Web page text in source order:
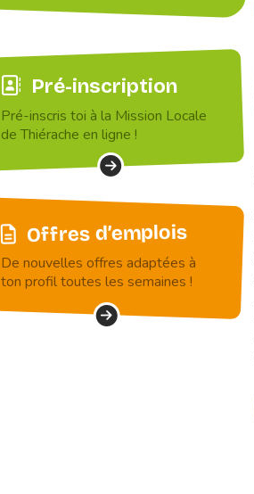
Pré-inscription
Pré-inscris toi à la Mission Locale
de Thiérache en ligne !
Offres d’emplois
De nouvelles offres adaptées à
ton profil toutes les semaines !